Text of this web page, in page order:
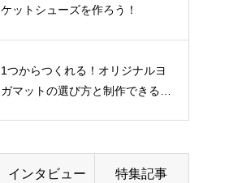
ケットシューズを作ろう！
1つからつくれる！オリジナルヨ
ガマットの選び方と制作できるお
インタビュー 特集記事
BtoB向けノベルティとBtoC向け
【アイデア集】スマホケースが
説
ラゲッジタグのリピーターを増